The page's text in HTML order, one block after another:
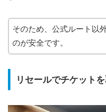
そのため、公式ルート以
のが安全です。
リセールでチケット